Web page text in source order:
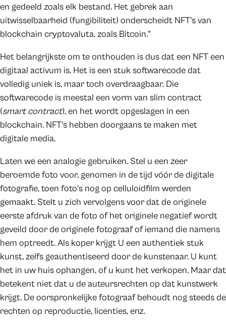
en gedeeld zoals elk bestand. Het gebrek aan
uitwisselbaarheid (fungibiliteit) onderscheidt NFT's van
blockchain cryptovaluta, zoals Bitcoin."
Het belangrijkste om te onthouden is dus dat een NFT een
digitaal activum is. Het is een stuk softwarecode dat
volledig uniek is, maar toch overdraagbaar. Die
softwarecode is meestal een vorm van slim contract
(smart contract), en het wordt opgeslagen in een
blockchain. NFT's hebben doorgaans te maken met
digitale media.
Laten we een analogie gebruiken. Stel u een zeer
beroemde foto voor, genomen in de tijd vóór de digitale
fotografie, toen foto's nog op celluloidfilm werden
gemaakt. Stelt u zich vervolgens voor dat de originele
eerste afdruk van de foto of het originele negatief wordt
geveild door de originele fotograaf of iemand die namens
hem optreedt. Als koper krijgt U een authentiek stuk
kunst, zelfs geauthentiseerd door de kunstenaar. U kunt
het in uw huis ophangen, of u kunt het verkopen. Maar dat
betekent niet dat u de auteursrechten op dat kunstwerk
krijgt. De oorspronkelijke fotograaf behoudt nog steeds de
rechten op reproductie, licenties, enz.